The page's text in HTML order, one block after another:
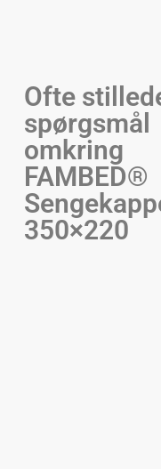
Ofte
spørgsmål
omkring
FAMBED®
350×220